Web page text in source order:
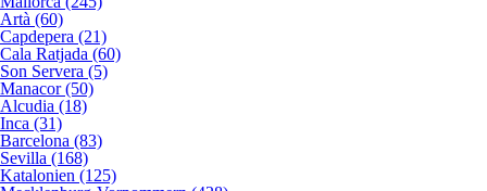
Artà (60)
Capdepera (21)
Cala Ratjada (60)
Son Servera (5)
Manacor (50)
Alcudia (18)
Inca (31)
Barcelona (83)
Sevilla (168)
Katalonien (125)